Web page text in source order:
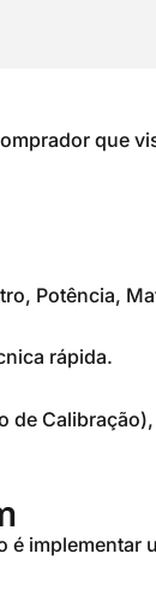
que
Potência,
rápida.
de
é implementar